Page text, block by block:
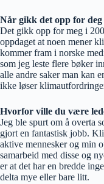
Når gikk det opp for deg
Det gikk opp for meg i
oppdaget at noen mener
kommer fram i norske
som jeg leste flere bøker
alle andre saker man kan
ikke løser
Hvorfor ville du være
Jeg ble spurt om å overta
gjort en fantastisk jobb.
aktive mennesker og min
samarbeid med disse og
er at det har en bredde
delta mye eller bare litt.